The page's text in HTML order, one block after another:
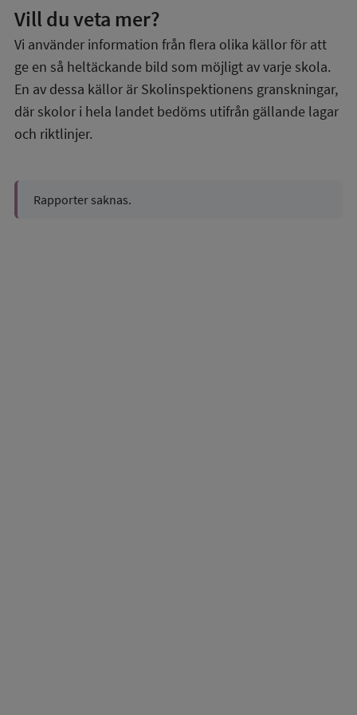
Vill du veta mer?
Vi använder information från flera olika källor för att
ge en så heltäckande bild som möjligt av varje skola.
En av dessa källor är Skolinspektionens granskningar,
där skolor i hela landet bedöms utifrån gällande lagar
och riktlinjer.
Rapporter saknas.